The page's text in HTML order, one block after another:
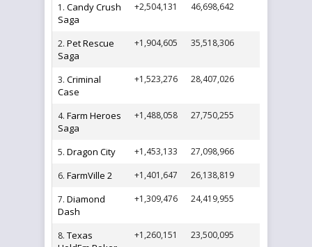
1. Candy Crush
Saga
+2,504,131 46,698,642
2. Pet Rescue
Saga
+1,904,605 35,518,306
3. Criminal
Case
+1,523,276 28,407,026
4. Farm Heroes
Saga
+1,488,058 27,750,255
5. Dragon City +1,453,133 27,098,966
6. FarmVille 2 +1,401,647 26,138,819
7. Diamond
Dash
+1,309,476 24,419,955
8. Texas
+1,260,151 23,500,095